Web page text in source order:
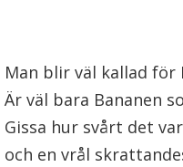
Man blir väl kallad för
Är väl bara Bananen
Gissa hur svårt det
och en vrål